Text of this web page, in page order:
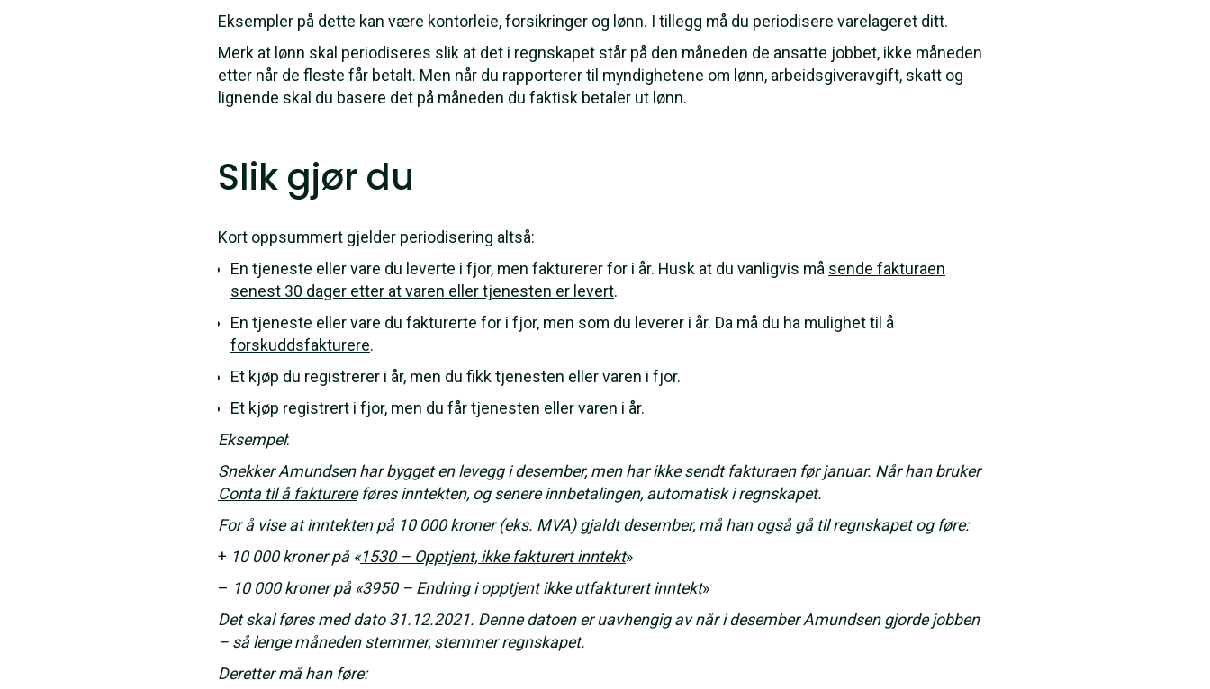
Eksempler på dette kan være kontorleie, forsikringer og lønn. I tillegg må du periodisere varelageret ditt.
Merk at lønn skal periodiseres slik at det i regnskapet står på den måneden de ansatte jobbet, ikke måneden
etter når de fleste får betalt. Men når du rapporterer til myndighetene om lønn, arbeidsgiveravgift, skatt og
lignende skal du basere det på måneden du faktisk betaler ut lønn.
Slik gjør du
Kort oppsummert gjelder periodisering altså:
En tjeneste eller vare du leverte i fjor, men fakturerer for i år. Husk at du vanligvis må sende fakturaen
senest 30 dager etter at varen eller tjenesten er levert.
En tjeneste eller vare du fakturerte for i fjor, men som du leverer i år. Da må du ha mulighet til å
forskuddsfakturere.
Et kjøp du registrerer i år, men du fikk tjenesten eller varen i fjor.
Et kjøp registrert i fjor, men du får tjenesten eller varen i år.
Eksempel:
Snekker Amundsen har bygget en levegg i desember, men har ikke sendt fakturaen før januar. Når han bruker
Conta til å fakturereføres inntekten, og senere innbetalingen, automatisk i regnskapet.
For å vise at inntekten på 10 000 kroner (eks. MVA) gjaldt desember, må han også gå til regnskapet og føre:
+ 10 000 kroner på «1530 – Opptjent, ikke fakturert inntekt»
– 10 000 kroner på «3950 – Endring i opptjent ikke utfakturert inntekt»
Det skal føres med dato 31.12.2021. Denne datoen er uavhengig av når i desember Amundsen gjorde jobben
– så lenge måneden stemmer, stemmer regnskapet.
Deretter må han føre: